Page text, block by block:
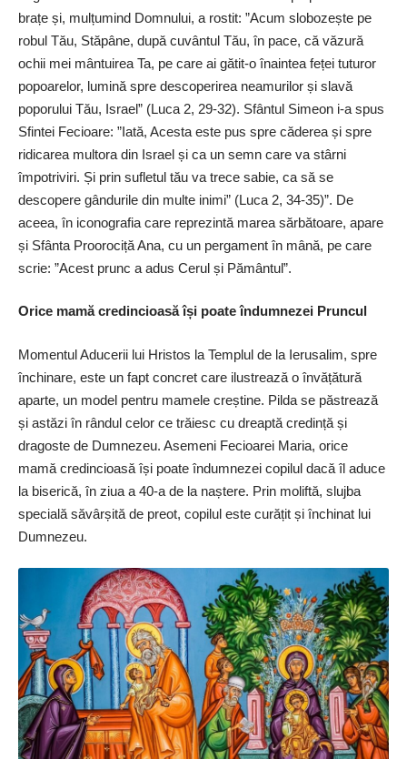
brațe și, mulțumind Domnului, a rostit: ”Acum slobozește pe
robul Tău, Stăpâne, după cuvântul Tău, în pace, că văzură
ochii mei mântuirea Ta, pe care ai ­gătit-o înaintea feței tuturor
popoarelor, lumină spre descoperirea neamurilor și slavă
poporului Tău, Israel” (Luca 2, 29-32). Sfântul Simeon i-a spus
Sfintei Fecioare: ”Iată, Acesta este pus spre căderea și spre
ridicarea multora din Israel și ca un semn care va stârni
împotriviri. Și prin sufletul tău va trece sabie, ca să se
descopere gândurile din multe inimi” (Luca 2, 34-35)”. De
aceea, în iconografia care reprezintă marea sărbătoare, apare
și Sfânta Proorociță Ana, cu un pergament în mână, pe care
scrie: ”Acest prunc a adus Cerul și Pământul”.
Orice mamă credincioasă își poate îndumnezei Pruncul
Momentul Aducerii lui Hristos la Templul de la Ierusalim, spre
închinare, este un fapt concret care ilustrează o învățătură
aparte, un model pentru mamele creștine. Pilda se păstrează
și astăzi în rândul celor ce trăiesc cu dreaptă credință și
dragoste de Dumnezeu. Asemeni Fecioarei Maria, orice
mamă credincioasă își poate îndumnezei copilul dacă îl aduce
la biserică, în ziua a 40-a de la naștere. Prin moliftă, slujba
specială săvârșită de preot, copilul este curățit și închinat lui
Dumnezeu.